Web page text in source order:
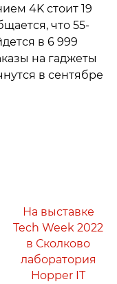
4K стоит 19
что 55-
в 6 999
на гаджеты
в сентябре
На выставке
Tech Week 2022
в Сколково
лаборатория
Hopper IT